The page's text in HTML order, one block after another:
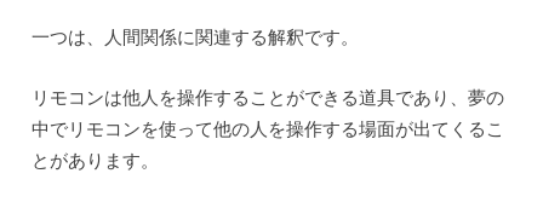
一つは、人間関係に関連する解釈です。
リモコンは他人を操作することができる道具であり、夢の
中でリモコンを使って他の人を操作する場面が出てくるこ
とがあります。